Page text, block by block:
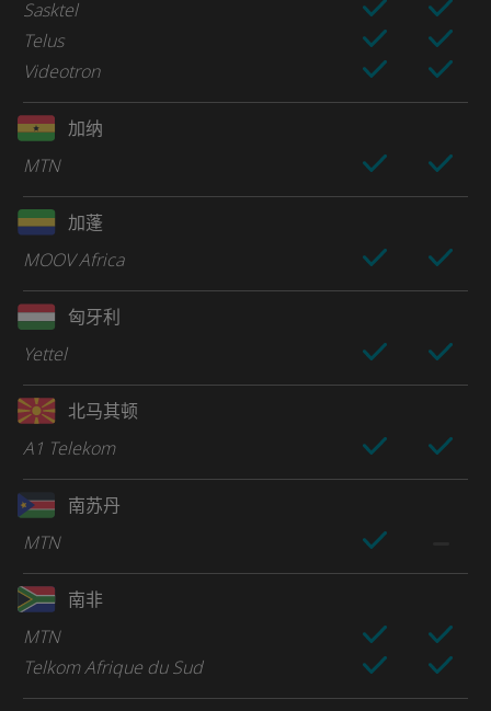
Sasktel
Telus
Videotron
加纳
MTN
加蓬
MOOV Africa
匈牙利
Yettel
北马其顿
A1 Telekom
南苏丹
MTN
南非
MTN
Telkom Afrique du Sud